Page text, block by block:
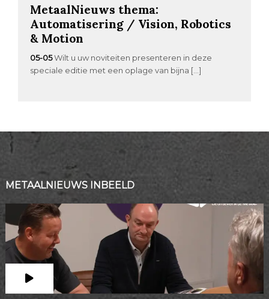
MetaalNieuws thema:
Automatisering / Vision, Robotics
& Motion
05-05Wilt u uw noviteiten presenteren in deze
speciale editie met een oplage van bijna […]
METAALNIEUWS INBEELD